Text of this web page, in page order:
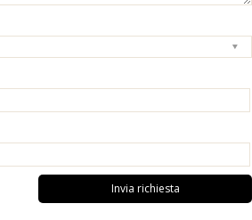
Invia richiesta